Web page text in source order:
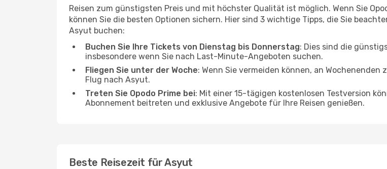
Reisen zum günstigsten Preis und mit höchster Qualität ist möglich. Wenn Sie
können Sie die besten Optionen sichern. Hier sind 3 wichtige Tipps, die Sie
Asyut buchen:
Buchen Sie Ihre Tickets von Dienstag bis Donnerstag: Dies sind die
insbesondere wenn Sie nach Last-Minute-Angeboten suchen.
Fliegen Sie unter der Woche: Wenn Sie vermeiden können, an
Flug nach Asyut.
Treten Sie Opodo Prime bei: Mit einer 15-tägigen kostenlosen Testversion
Abonnement beitreten und exklusive Angebote für Ihre Reisen genießen.
Beste Reisezeit für Asyut